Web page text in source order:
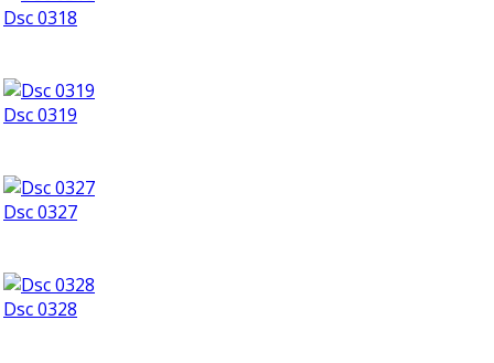
Dsc 0318
Dsc 0319
Dsc 0327
Dsc 0328